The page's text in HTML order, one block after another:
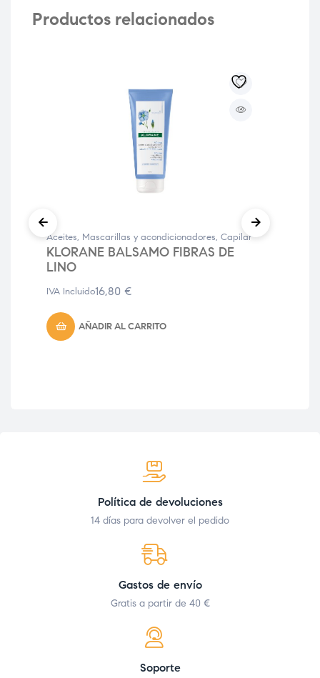
Productos relacionados
Aceites, Mascarillas y acondicionadores, Capilar
KLORANE BALSAMO FIBRAS DE
LINO
16,80 €
IVA Incluido
AÑADIR AL CARRITO
Política de devoluciones
14 días para devolver el pedido
Gastos de envío
Gratis a partir de 40 €
Soporte